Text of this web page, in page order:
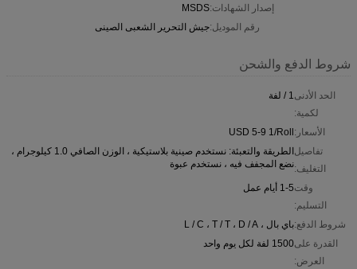
إصدار الشهادات:MSDS
رقم الموديل:جيش التحرير الشعبى الصينى
شروط الدفع والشحن
الحد الأدنى
لكمية:
1 / لفة
الأسعار:USD 5-9 1/Roll
تفاصيل
التغليف:
الطريقة والتعبئة: نستخدم صينية بلاستيكية ، الوزن الصافي 1.0 كيلوجرام ،
نضع المجفف فيه ، نستخدم عبوة
وقت
التسليم:
1-5 أيام عمل
شروط الدفع:باي بال ، L / C ، T / T ، D / A
القدرة على
العرض:
1500 لفة لكل يوم واحد